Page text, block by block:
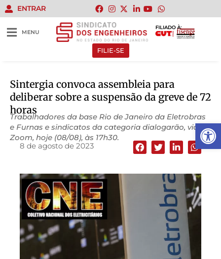
Abrir
ENTRAR
MENU
FILIADO À:
FILIE-SE
Sintergia convoca assembleia para
deliberar sobre a suspensão da greve de 72
horas
Trabalhadores da base Rio de Janeiro da Eletrobras
e Furnas e sindicatos da categoria dialogarão, via
Zoom, hoje (08/08), às 17h30.
8 de agosto de 2023